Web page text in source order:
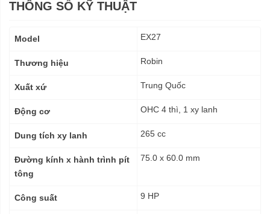
THÔNG SỐ KỸ THUẬT
kỹ
Model EX27
Thương hiệu Robin
Xuất xứ Trung Quốc
Động cơ OHC 4 thì, 1 xy lanh
Dung tích xy lanh 265 cc
Đường kính x hành trình pít
tông
75.0 x 60.0 mm
Công suất 9 HP